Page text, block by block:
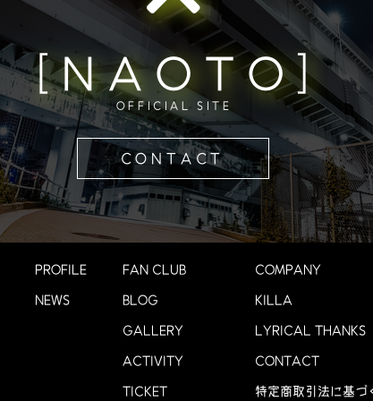
[NAOTO]
OFFICIAL SITE
CONTACT
PROFILE
NEWS
FAN CLUB
BLOG
GALLERY
ACTIVITY
TICKET
COMPANY
KILLA
LYRICAL THANKS
CONTACT
特定商取引法に基づ